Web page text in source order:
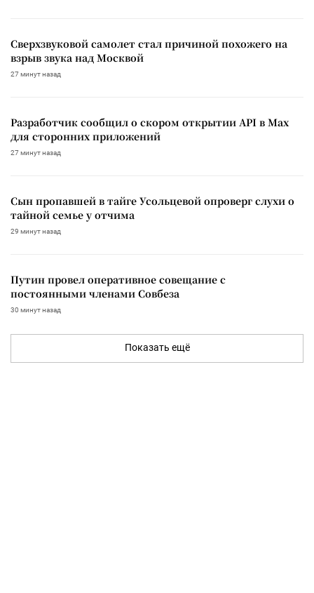
Сверхзвуковой самолет стал причиной похожего на
взрыв звука над Москвой
27 минут назад
Разработчик сообщил о скором открытии API в Max
для сторонних приложений
27 минут назад
Сын пропавшей в тайге Усольцевой опроверг слухи о
тайной семье у отчима
29 минут назад
Путин провел оперативное совещание с
постоянными членами Совбеза
30 минут назад
Показать ещё